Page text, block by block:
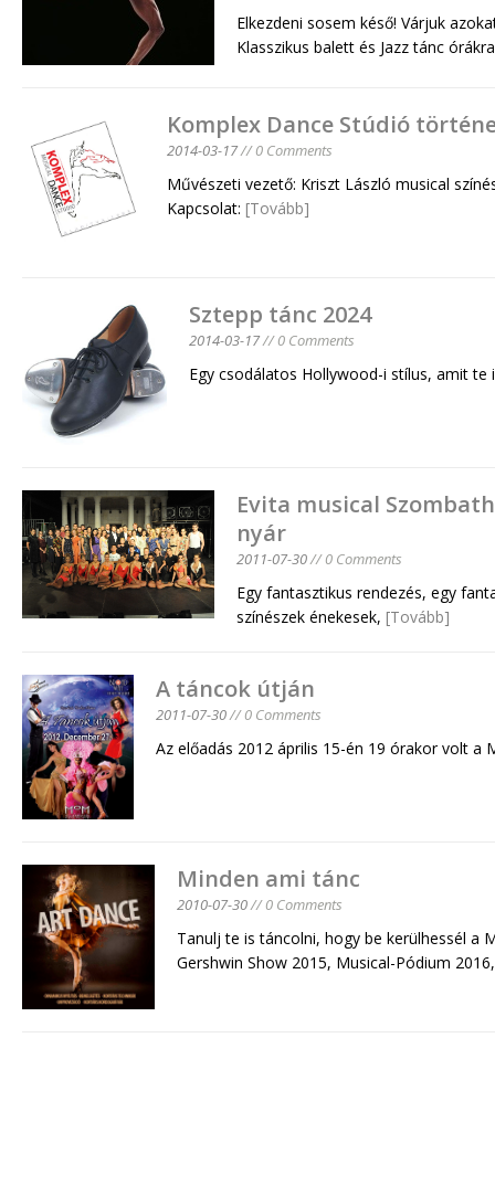
Elkezdeni sosem késő! Várjuk
Klasszikus balett és Jazz tánc
Komplex Dance Stúdió
2014-03-17// 0 Comments
Művészeti vezető: Kriszt László musical
Kapcsolat: [Tovább]
Sztepp tánc 2024
2014-03-17// 0 Comments
Egy csodálatos Hollywood-i stílus, amit te
Evita musical
nyár
2011-07-30// 0 Comments
Egy fantasztikus rendezés, egy
színészek énekesek, [Tovább]
A táncok útján
2011-07-30// 0 Comments
Az előadás 2012 április 15-én 19 órakor volt a
Minden ami tánc
2010-07-30// 0 Comments
Tanulj te is táncolni, hogy be kerülhessél a
Gershwin Show 2015, Musical-Pódium